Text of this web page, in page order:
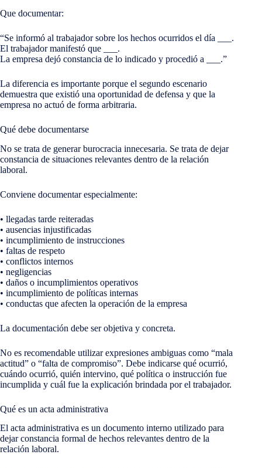
Que documentar:
“Se informó al trabajador sobre los hechos ocurridos el día ___.
El trabajador manifestó que ___.
La empresa dejó constancia de lo indicado y procedió a ___.”
La diferencia es importante porque el segundo escenario
demuestra que existió una oportunidad de defensa y que la
empresa no actuó de forma arbitraria.
Qué debe documentarse
No se trata de generar burocracia innecesaria. Se trata de dejar
constancia de situaciones relevantes dentro de la relación
laboral.
Conviene documentar especialmente:
• llegadas tarde reiteradas
• ausencias injustificadas
• incumplimiento de instrucciones
• faltas de respeto
• conflictos internos
• negligencias
• daños o incumplimientos operativos
• incumplimiento de políticas internas
• conductas que afecten la operación de la empresa
La documentación debe ser objetiva y concreta.
No es recomendable utilizar expresiones ambiguas como “mala
actitud” o “falta de compromiso”. Debe indicarse qué ocurrió,
cuándo ocurrió, quién intervino, qué política o instrucción fue
incumplida y cuál fue la explicación brindada por el trabajador.
Qué es un acta administrativa
El acta administrativa es un documento interno utilizado para
dejar constancia formal de hechos relevantes dentro de la
relación laboral.